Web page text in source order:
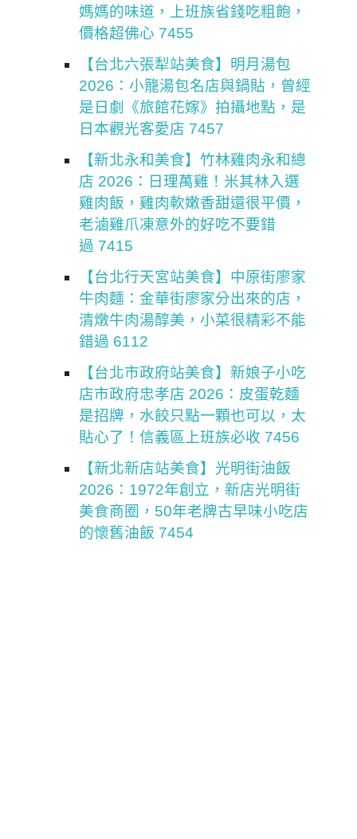
媽媽的味道，上班族省錢吃粗飽，
價格超佛心 7455
【台北六張犁站美食】明月湯包
2026：小籠湯包名店與鍋貼，曾經
是日劇《旅館花嫁》拍攝地點，是
日本觀光客愛店 7457
【新北永和美食】竹林雞肉永和總
店 2026：日理萬雞！米其林入選
雞肉飯，雞肉軟嫩香甜還很平價，
老滷雞爪凍意外的好吃不要錯
過 7415
【台北行天宮站美食】中原街廖家
牛肉麵：金華街廖家分出來的店，
清燉牛肉湯醇美，小菜很精彩不能
錯過 6112
【台北市政府站美食】新娘子小吃
店市政府忠孝店 2026：皮蛋乾麵
是招牌，水餃只點一顆也可以，太
貼心了！信義區上班族必收 7456
【新北新店站美食】光明街油飯
2026：1972年創立，新店光明街
美食商圈，50年老牌古早味小吃店
的懷舊油飯 7454